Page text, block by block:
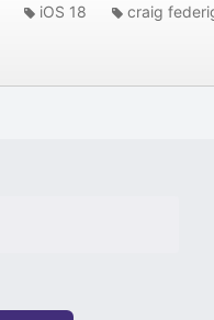
iOS 18 craig